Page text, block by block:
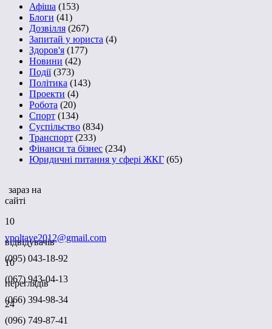
Афіша (153)
Блоги (41)
Дозвілля (267)
Запитай у юриста (4)
Здоров'я (177)
Новини (42)
Події(373)
Політика (143)
Проекти (4)
Робота (20)
Спорт (134)
Суспільство (834)
Транспорт (233)
Фінанси та бізнес (234)
Юридичні питання у сфері ЖКГ (65)
зараз на
сайті
10
відвідувачів
10
переглядів
24
vpoltave2012@gmail.com
(095) 043-18-92
(067) 943-04-13
(066) 394-98-34
(096) 749-87-41